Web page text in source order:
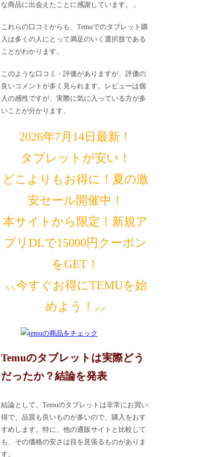
な商品に出会えたことに感謝しています。」
これらの口コミからも、Temuでのタブレット購
入は多くの人にとって満足のいく選択肢である
ことがわかります。
このような口コミ・評価がありますが、評価の
良いコメントが多く見られます。レビューは個
人の感性ですが、実際に気に入っている方が多
いことが分かります。
2026年7月14日最新！
タブレットが安い！
どこよりもお得に！夏の激
安セール開催中！
本サイトから限定！新規ア
プリDLで15000円クーポン
をGET！
⸜⸜今すぐお得にTEMUを始
めよう！⸝⸝
Temuのタブレットは実際どう
だったか？結論を発表
結論として、Temuのタブレットは非常にお買い
得で、品質も良いものが多いので、購入をおす
すめします。特に、他の通販サイトと比較して
も、その価格の安さは目を見張るものがありま
す。